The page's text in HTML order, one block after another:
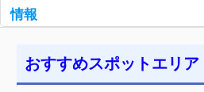
情報
おすすめスポットエリア